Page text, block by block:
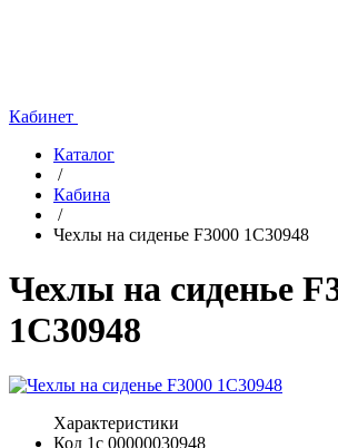
Кабинет
Каталог
/
Кабина
/
Чехлы на сиденье F3000 1С30948
Чехлы на сиденье
1С30948
Характеристики
Код 1с 00000030948